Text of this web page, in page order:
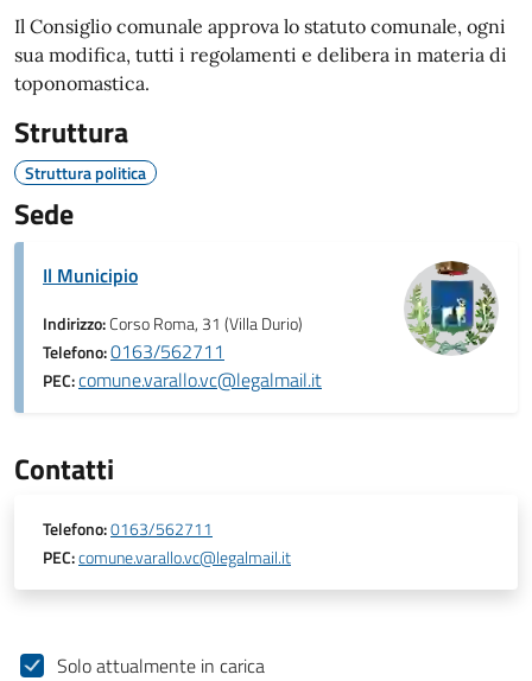
Il Consiglio comunale approva lo statuto comunale, ogni
sua modifica, tutti i regolamenti e delibera in materia di
toponomastica.
Struttura
Struttura politica
Sede
Il Municipio
Indirizzo:Corso Roma, 31 (Villa Durio)
Telefono:0163/562711
PEC:comune.varallo.vc@legalmail.it
Contatti
Telefono:0163/562711
PEC:comune.varallo.vc@legalmail.it
Solo attualmente in carica